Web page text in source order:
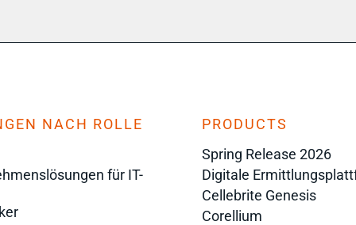
NACH ROLLE
für IT-
PRODUCTS
Spring Release 2026
Digitale
Cellebrite Genesis
Corellium